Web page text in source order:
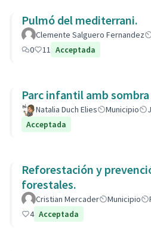
Pulmó del mediterrani.
Clemente Salguero Fernandez
0
11 Acceptada
Parc infantil amb sombra
Natalia Duch Elies Municipio
Acceptada
Reforestación y
forestales.
Cristian Mercader Municipio
4 Acceptada